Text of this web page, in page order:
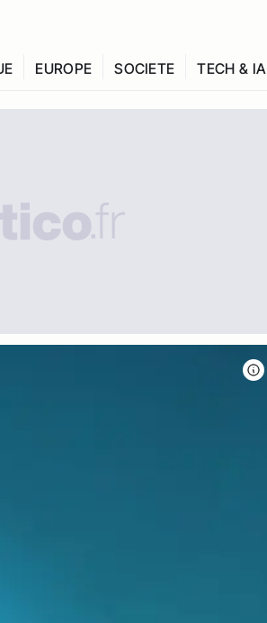
EUROPE SOCIETE TECH & IA